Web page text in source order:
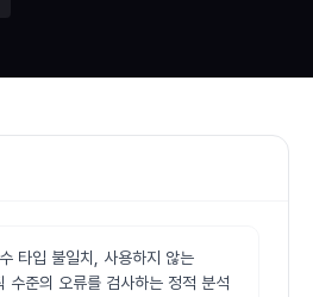
타입 불일치, 사용하지 않는
준의 오류를 검사하는 정적 분석